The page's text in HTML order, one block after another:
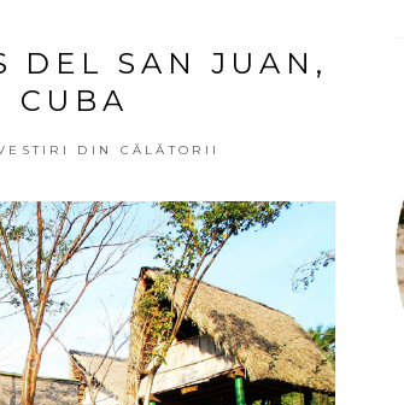
DEL SAN JUAN,
CUBA
DIN CĂLĂTORII